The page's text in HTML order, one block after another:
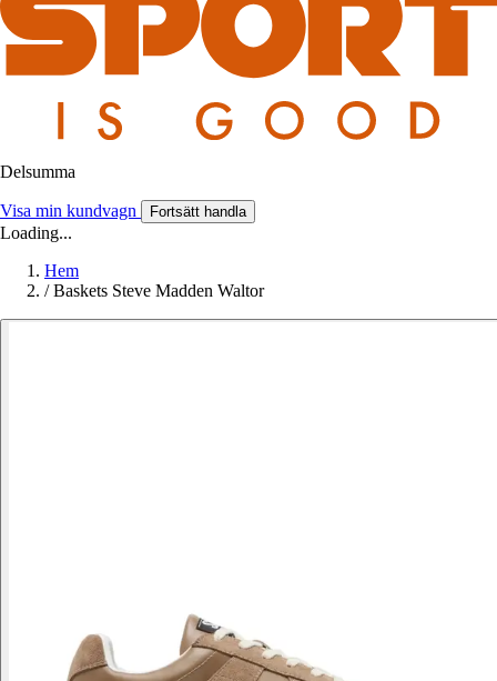
Delsumma
Visa min kundvagn Fortsätt handla
Loading...
Hem
/ Baskets Steve Madden Waltor